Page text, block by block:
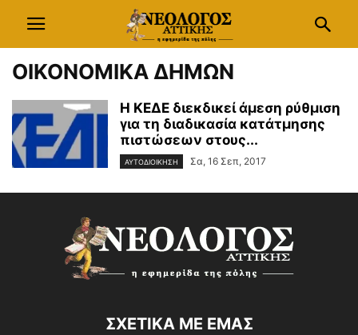
ΟΙΚΟΝΟΜΙΚΑ ΔΗΜΩΝ
Η ΚΕΔΕ διεκδικεί άμεση ρύθμιση
για τη διαδικασία κατάτμησης
πιστώσεων στους...
ΑΥΤΟΔΙΟΙΚΗΣΗ Σα, 16 Σεπ, 2017
ΣΧΕΤΙΚΑ ΜΕ ΕΜΑΣ